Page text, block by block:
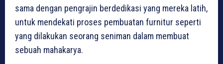
sama dengan pengrajin berdedikasi yang mereka latih,
untuk mendekati proses pembuatan furnitur seperti
yang dilakukan seorang seniman dalam membuat
sebuah mahakarya.